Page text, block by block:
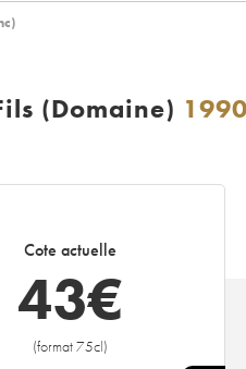
(Domaine) 1990
Cote actuelle
43€
(format 75cl)